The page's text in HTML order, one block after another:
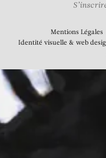
Mentions Légales
Identité visuelle & web